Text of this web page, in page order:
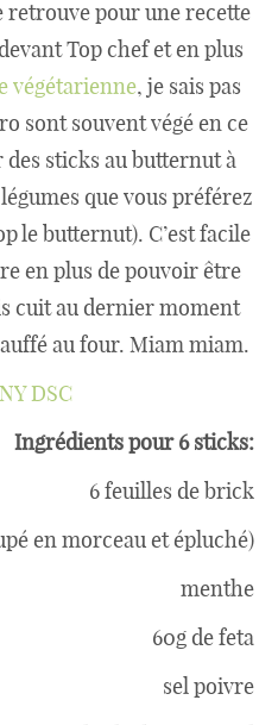
retrouve pour une recette
Top chef et en plus
végétarienne, je sais pas
sont souvent végé en ce
des sticks au butternut à
que vous préférez
le butternut). C’est facile
en plus de pouvoir être
cuit au dernier moment
au four. Miam miam.
Ingrédients pour 6 sticks:
6 feuilles de brick
en morceau et épluché)
menthe
60g de feta
sel poivre